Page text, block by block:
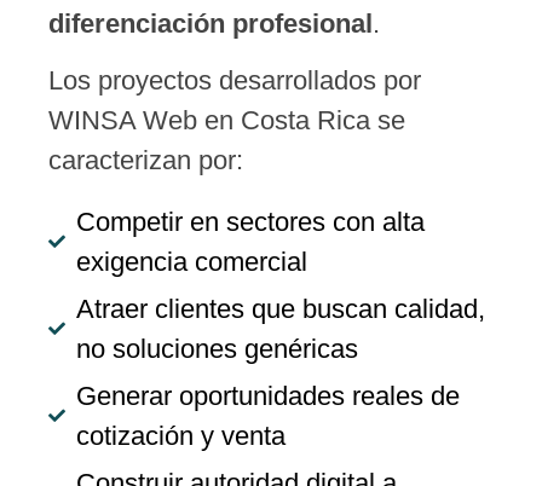
diferenciación profesional.
Los proyectos desarrollados por
WINSA Web en Costa Rica se
caracterizan por:
Competir en sectores con alta
exigencia comercial
Atraer clientes que buscan calidad,
no soluciones genéricas
Generar oportunidades reales de
cotización y venta